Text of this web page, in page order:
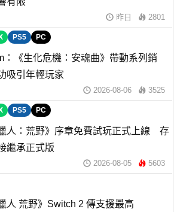
昨日 2801
PS5 PC
：《生化危機：安魂曲》帶動系列銷
吸引年輕玩家
2026-08-06 3525
PS5 PC
人：荒野》序章免費試玩正式上線 存
繼承正式版
2026-08-05 5603
人 荒野》Switch 2 傳支援最高